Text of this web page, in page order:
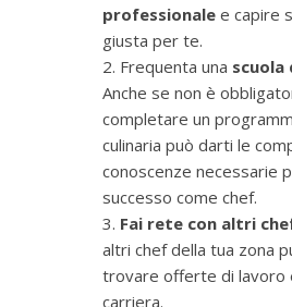
professionale e capire
giusta per te.
Frequenta una scuola
Anche se non è
completare un
culinaria può darti le
conoscenze necessarie
successo come chef.
Fai rete con altri
altri chef della tua zona
trovare offerte di lavoro
carriera.